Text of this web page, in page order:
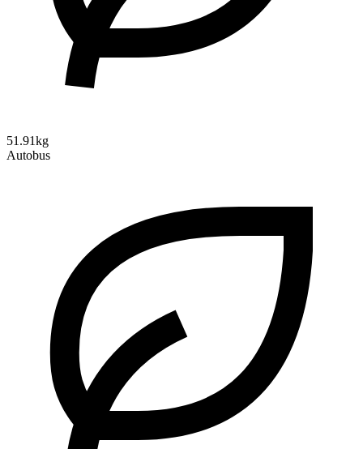
51.91kg
Autobus